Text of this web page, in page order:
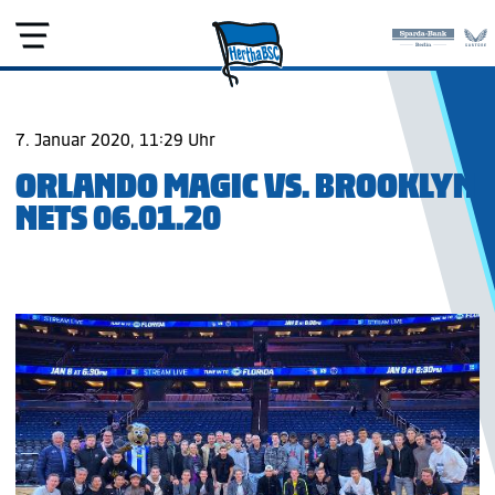
7. Januar 2020, 11:29 Uhr
ORLANDO MAGIC VS. BROOKLYN
NETS 06.01.20